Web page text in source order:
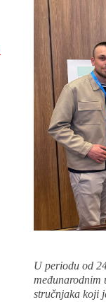
U periodu od
međunarodnim
stručnjaka koji